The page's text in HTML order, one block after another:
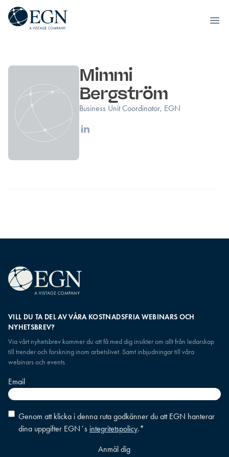
Executives' Global Network
Mimmi
Bergström
Business Unit Coordinator, EGN
Linkedin
VILL DU TA DEL AV VÅRA KOSTNADSFRIA WEBINARS OCH
NYHETSBREV?
Via vårt nyhetsbrev kommer du att få med dig insikter om allt från ledarskap
till trender och forskning inom arbetslivet. Samt inbjudningar till våra
webinars och events
Email
Consent*
Genom att klicka i denna ruta godkänner du att EGN hanterar
dina uppgifter EGN´s integritetspolicy.*